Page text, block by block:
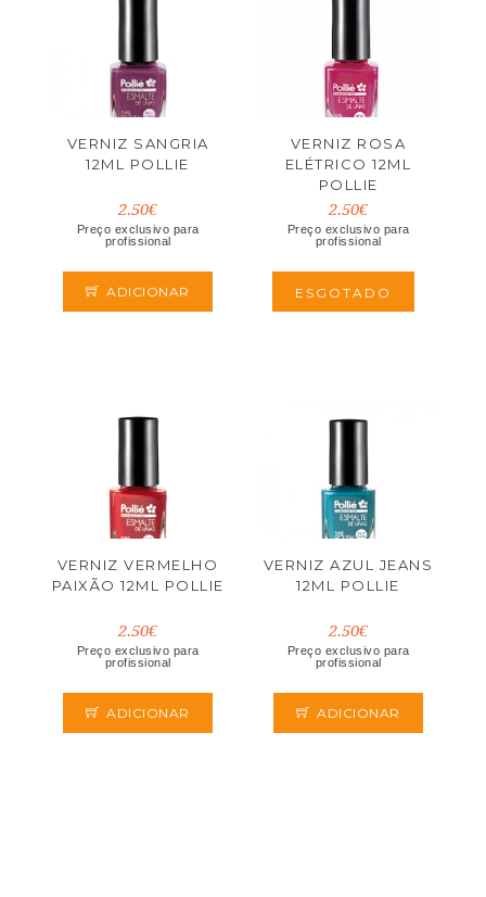
VERNIZ SANGRIA
12ML POLLIE
2.50€
Preço exclusivo para
profissional
ADICIONAR
VERNIZ ROSA
ELÉTRICO 12ML
POLLIE
2.50€
Preço exclusivo para
profissional
ESGOTADO
VERNIZ VERMELHO
PAIXÃO 12ML POLLIE
2.50€
Preço exclusivo para
profissional
ADICIONAR
VERNIZ AZUL JEANS
12ML POLLIE
2.50€
Preço exclusivo para
profissional
ADICIONAR